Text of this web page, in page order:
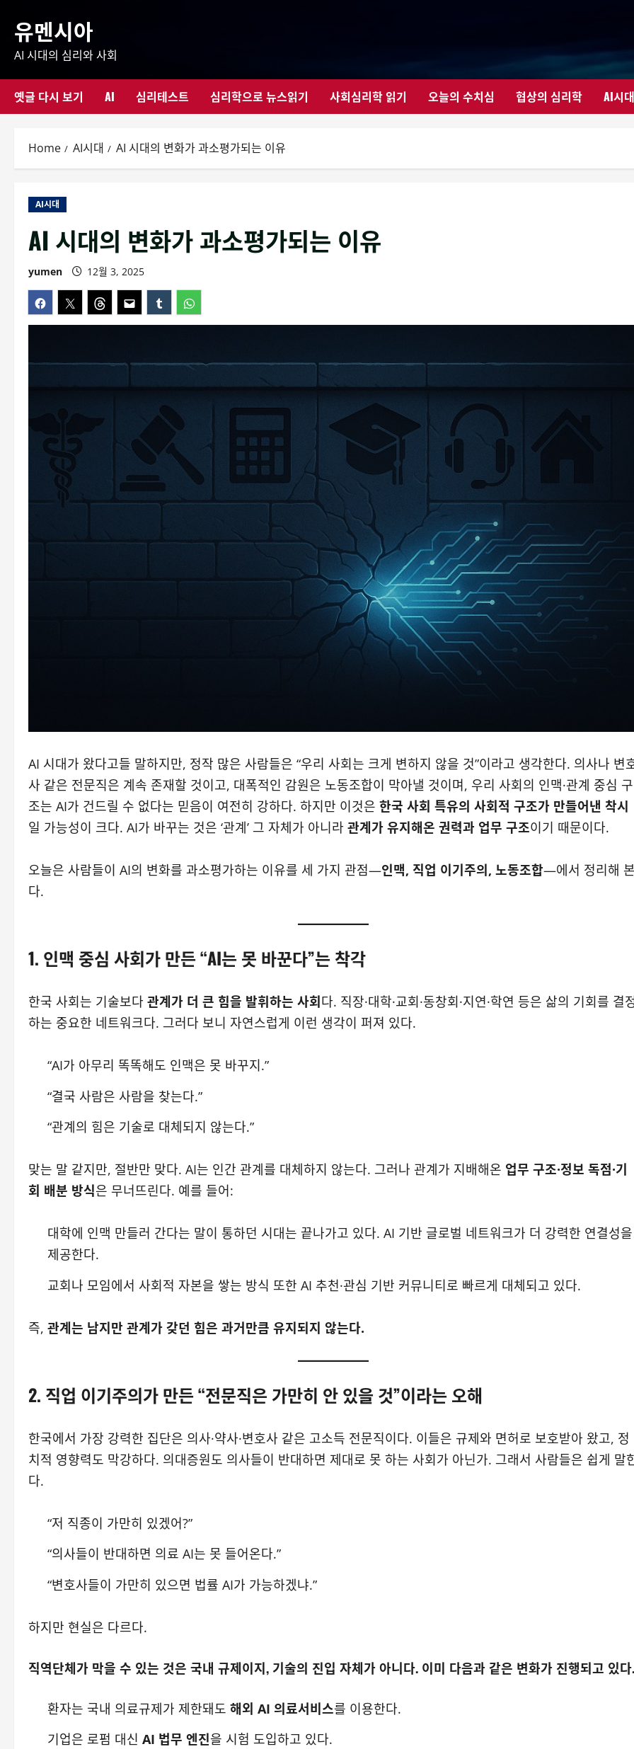
content
유멘시아
AI 시대의 심리와 사회
옛글 다시 보기 AI 심리테스트 심리학으로 뉴스읽기 사회심리학 읽기 오늘의 수치심 협상의 심리학 AI시대
Home AI시대 AI 시대의 변화가 과소평가되는 이유
AI시대
AI 시대의 변화가 과소평가되는 이유
yumen 12월 3, 2025
AI 시대가 왔다고들 말하지만, 정작 많은 사람들은 “우리 사회는 크게 변하지 않을 것”이라고 생각한다. 의사나 변
사 같은 전문직은 계속 존재할 것이고, 대폭적인 감원은 노동조합이 막아낼 것이며, 우리 사회의 인맥·관계 중심 구
조는 AI가 건드릴 수 없다는 믿음이 여전히 강하다. 하지만 이것은 한국 사회 특유의 사회적 구조가 만들어낸 착시
일 가능성이 크다. AI가 바꾸는 것은 ‘관계’ 그 자체가 아니라 관계가 유지해온 권력과 업무 구조이기 때문이다.
오늘은 사람들이 AI의 변화를 과소평가하는 이유를 세 가지 관점—인맥, 직업 이기주의, 노동조합—에서 정리해
다.
1. 인맥 중심 사회가 만든 “AI는 못 바꾼다”는 착각
한국 사회는 기술보다 관계가 더 큰 힘을 발휘하는 사회다. 직장·대학·교회·동창회·지연·학연 등은 삶의 기회를 결
하는 중요한 네트워크다. 그러다 보니 자연스럽게 이런 생각이 퍼져 있다.
“AI가 아무리 똑똑해도 인맥은 못 바꾸지.”
“결국 사람은 사람을 찾는다.”
“관계의 힘은 기술로 대체되지 않는다.”
맞는 말 같지만, 절반만 맞다. AI는 인간 관계를 대체하지 않는다. 그러나 관계가 지배해온 업무 구조·정보 독점·기
회 배분 방식은 무너뜨린다. 예를 들어:
대학에 인맥 만들러 간다는 말이 통하던 시대는 끝나가고 있다. AI 기반 글로벌 네트워크가 더 강력한 연결성을
제공한다.
교회나 모임에서 사회적 자본을 쌓는 방식 또한 AI 추천·관심 기반 커뮤니티로 빠르게 대체되고 있다.
즉, 관계는 남지만 관계가 갖던 힘은 과거만큼 유지되지 않는다.
2. 직업 이기주의가 만든 “전문직은 가만히 안 있을 것”이라는 오해
한국에서 가장 강력한 집단은 의사·약사·변호사 같은 고소득 전문직이다. 이들은 규제와 면허로 보호받아 왔고, 정
치적 영향력도 막강하다. 의대증원도 의사들이 반대하면 제대로 못 하는 사회가 아닌가. 그래서 사람들은 쉽게 말
다.
“저 직종이 가만히 있겠어?”
“의사들이 반대하면 의료 AI는 못 들어온다.”
“변호사들이 가만히 있으면 법률 AI가 가능하겠냐.”
하지만 현실은 다르다.
직역단체가 막을 수 있는 것은 국내 규제이지, 기술의 진입 자체가 아니다. 이미 다음과 같은 변화가 진행되고 있다.
환자는 국내 의료규제가 제한돼도 해외 AI 의료서비스를 이용한다.
기업은 로펌 대신 AI 법무 엔진을 시험 도입하고 있다.